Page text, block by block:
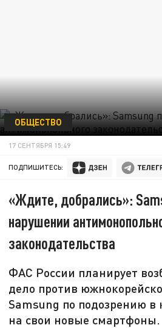
ОБЩЕСТВО
17 СЕНТЯБРЯ 15:49
ПОДПИШИТЕСЬ:
«Ждите, добрались»:
нарушении
законодательства
ФАС России планирует
дело против
Samsung по подозрению в
на свои новые смартфоны.